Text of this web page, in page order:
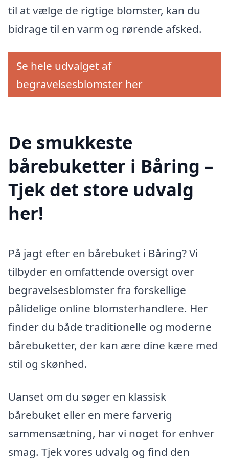
til at vælge de rigtige blomster, kan du
bidrage til en varm og rørende afsked.
Se hele udvalget af
begravelsesblomster her
De smukkeste
bårebuketter i Båring –
Tjek det store udvalg
her!
På jagt efter en bårebuket i Båring? Vi
tilbyder en omfattende oversigt over
begravelsesblomster fra forskellige
pålidelige online blomsterhandlere. Her
finder du både traditionelle og moderne
bårebuketter, der kan ære dine kære med
stil og skønhed.
Uanset om du søger en klassisk
bårebuket eller en mere farverig
sammensætning, har vi noget for enhver
smag. Tjek vores udvalg og find den